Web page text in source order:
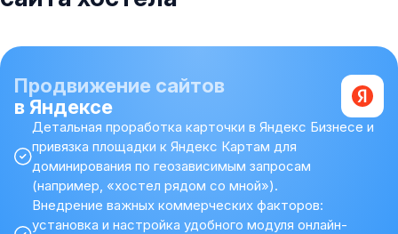
Продвижение сайтов
в Яндексе
Детальная проработка карточки в Яндекс Бизнесе и
привязка площадки к Яндекс Картам для
доминирования по геозависимым запросам
(например, «хостел рядом со мной»).
Внедрение важных коммерческих факторов:
установка и настройка удобного модуля онлайн-